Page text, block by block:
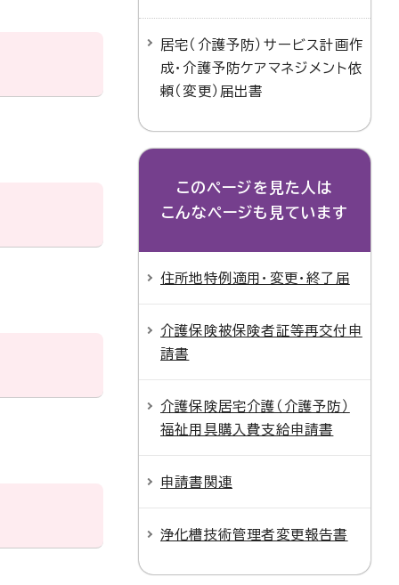
居宅（介護予防）サービス計画作
成・介護予防ケアマネジメント依
頼（変更）届出書
このページを見た人は
こんなページも見ています
住所地特例適用・変更・終了届
介護保険被保険者証等再交付申
請書
介護保険居宅介護（介護予防）
福祉用具購入費支給申請書
申請書関連
浄化槽技術管理者変更報告書